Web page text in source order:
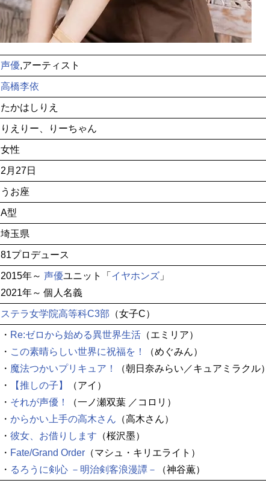
声優,アーティスト
高橋李依
たかはしりえ
りえりー、りーちゃん
女性
2月27日
うお座
A型
埼玉県
81プロデュース
2015年～ 声優ユニット「 イヤホンズ 」
2021年～ 個人名義
ステラ女学院高等科C3部 （女子C）
・ Re:ゼロから始める異世界生活 （エミリア）
・ この素晴らしい世界に祝福を！
（めぐみん）
・ 魔法つかいプリキュア！
（朝日奈みらい／キュアミラクル）
・
【推しの子】
（アイ）
・ それが声優！
（一ノ瀬双葉 ／コロリ）
・ からかい上手の高木さん （高木さん）
・ 彼女、お借りします （桜沢墨）
・ Fate/Grand Order （マシュ・キリエライト）
・ るろうに剣心 －明治剣客浪漫譚－ （神谷薫）